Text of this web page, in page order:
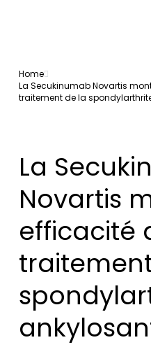
Home
La Secukinumab Novartis
traitement de la
La
Novartis
efficacité